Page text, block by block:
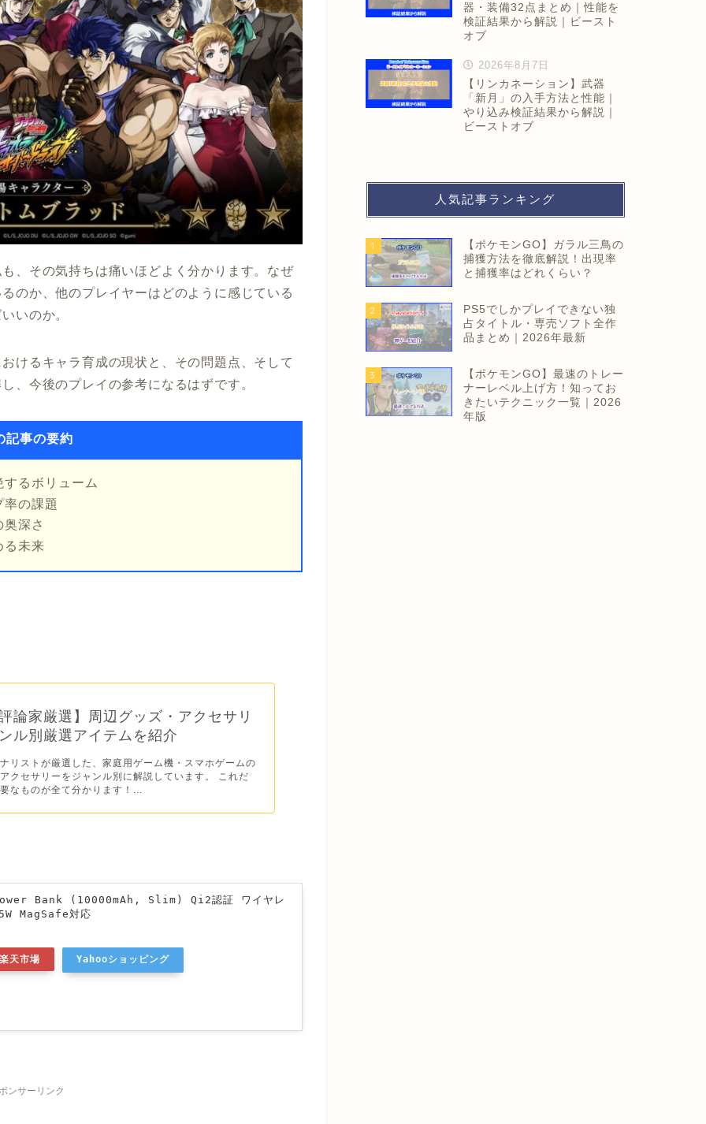
、その気持ちは痛いほどよく分かります。なぜ
のか、他のプレイヤーはどのように感じている
いのか。
けるキャラ育成の現状と、その問題点、そして
、今後のプレイの参考になるはずです。
記事の要約
るボリューム
の課題
深さ
る未来
論家厳選】周辺グッズ・アクセサリ
ル別厳選アイテムを紹介
リストが厳選した、家庭用ゲーム機・スマホゲームの
クセサリーをジャンル別に解説しています。 これだ
なものが全て分かります！...
Bank (10000mAh, Slim) Qi2認証 ワイヤレ
MagSafe対応
楽天市場 Yahooショッピング
ンサーリンク
器・装備32点まとめ｜性能を
検証結果から解説｜ビースト
オブ
2026年8月7日
【リンカネーション】武器
「新月」の入手方法と性能｜
やり込み検証結果から解説｜
ビーストオブ
人気記事ランキング
1
【ポケモンGO】ガラル三鳥の
捕獲方法を徹底解説！出現率
と捕獲率はどれくらい？
2
PS5でしかプレイできない独
占タイトル・専売ソフト全作
品まとめ｜2026年最新
3
【ポケモンGO】最速のトレー
ナーレベル上げ方！知ってお
きたいテクニック一覧｜2026
年版